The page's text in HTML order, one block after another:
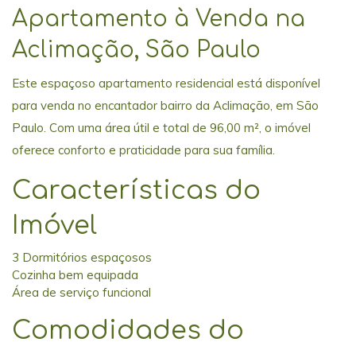
Apartamento à Venda na
Aclimação, São Paulo
Este espaçoso apartamento residencial está disponível
para venda no encantador bairro da Aclimação, em São
Paulo. Com uma área útil e total de 96,00 m², o imóvel
oferece conforto e praticidade para sua família.
Características do
Imóvel
3 Dormitórios espaçosos
Cozinha bem equipada
Área de serviço funcional
Comodidades do